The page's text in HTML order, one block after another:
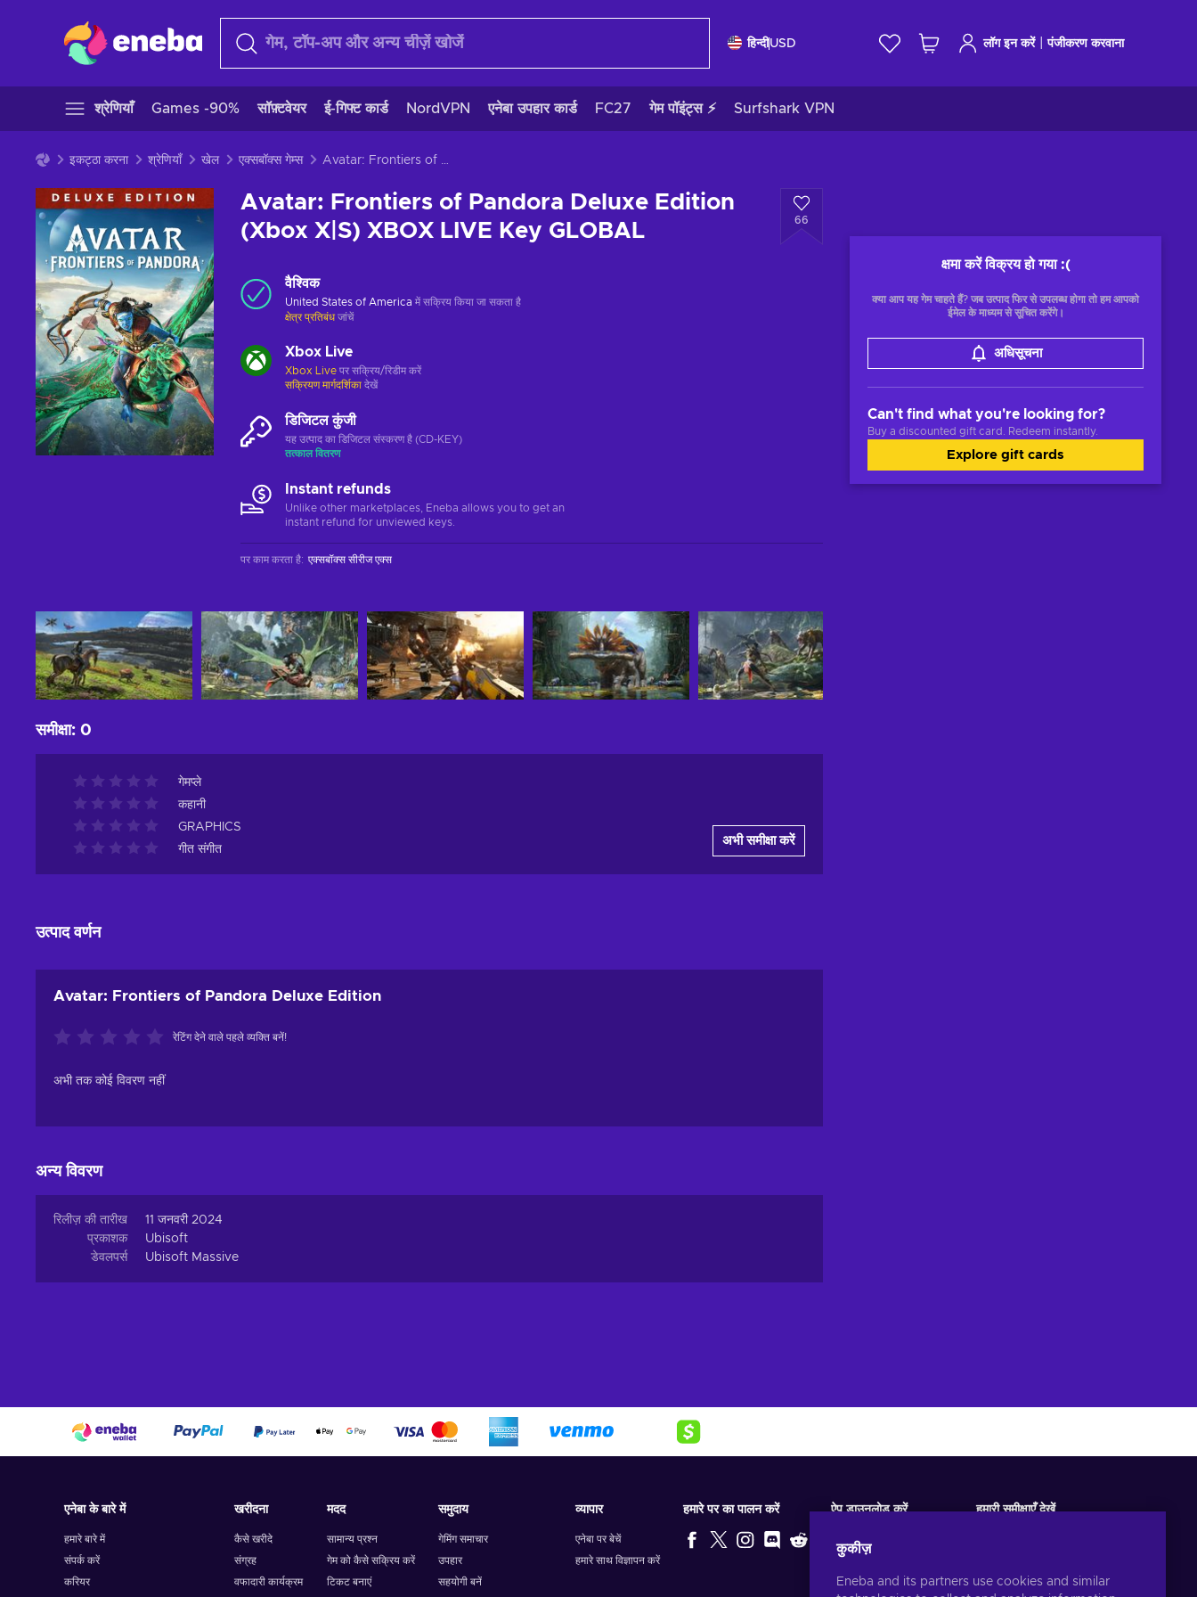
हिन्दीUSD लॉग इन करें|पंजीकरण करवाना
श्रेणियाँ Games -90% सॉफ़्टवेयर ई-गिफ्ट कार्ड NordVPN एनेबा उपहार कार्ड FC27 गेम पॉइंट्स ⚡ Surfshark VPN
इकट्ठा करना श्रेणियाँ खेल एक्सबॉक्स गेम्स Avatar: Frontiers of Pandora Deluxe Edition (Xbox X|S) XBOX LIVE Key GLOBAL
Avatar: Frontiers of Pandora Deluxe Edition
(Xbox X|S) XBOX LIVE Key GLOBAL
66
क्षमा करें विक्रय हो गया :(
क्या आप यह गेम चाहते हैं? जब उत्पाद फिर से उपलब्ध होगा तो हम आपको
ईमेल के माध्यम से सूचित करेंगे।
अधिसूचना
Can't find what you're looking for?
Buy a discounted gift card. Redeem instantly.
Explore gift cards
वैश्विक
United States of America में सक्रिय किया जा सकता है
क्षेत्र प्रतिबंध जांचें
Xbox Live
Xbox Live पर सक्रिय/रिडीम करें
सक्रियण मार्गदर्शिका देखें
डिजिटल कुंजी
यह उत्पाद का डिजिटल संस्करण है (CD-KEY)
तत्काल वितरण
Instant refunds
Unlike other marketplaces, Eneba allows you to get an
instant refund for unviewed keys.
पर काम करता है: एक्सबॉक्स सीरीज एक्स
समीक्षा: 0
गेमप्ले
कहानी
GRAPHICS
गीत संगीत
अभी समीक्षा करें
उत्पाद वर्णन
Avatar: Frontiers of Pandora Deluxe Edition
रेटिंग देने वाले पहले व्यक्ति बनें!
अभी तक कोई विवरण नहीं
अन्य विवरण
रिलीज़ की तारीख
11 जनवरी 2024
प्रकाशक
Ubisoft
डेवलपर्स
Ubisoft Massive
एनेबा के बारे में
हमारे बारे में
संपर्क करें
करियर
खरीदना
कैसे खरीदे
संग्रह
वफादारी कार्यक्रम
मदद
सामान्य प्रश्न
गेम को कैसे सक्रिय करें
टिकट बनाएं
समुदाय
गेमिंग समाचार
उपहार
सहयोगी बनें
व्यापार
एनेबा पर बेचें
हमारे साथ विज्ञापन करें
हमारे पर का पालन करें ऐप डाउनलोड करें हमारी समीक्षाएँ देखें
कुकीज़
Eneba and its partners use cookies and similar